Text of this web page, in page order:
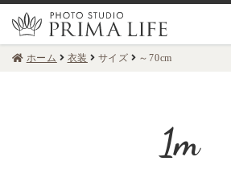
ホーム 衣装 サイズ ～70cm